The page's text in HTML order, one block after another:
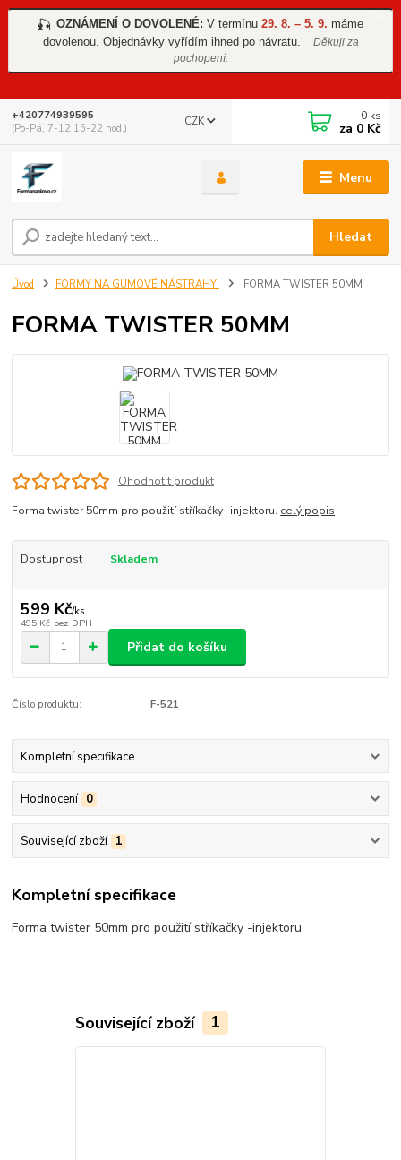
🎣 OZNÁMENÍ O DOVOLENÉ: V termínu 29. 8. – 5. 9. máme
dovolenou. Objednávky vyřídím ihned po návratu.
Děkuji za
pochopení.
Menu
CZK
Hledat
+420774939595
(Po-Pá, 7-12 15-22 hod.)
0 ks
za 0 Kč
Úvod FORMY NA GUMOVÉ NÁSTRAHY FORMA TWISTER 50MM
FORMA TWISTER 50MM
Ohodnotit produkt
Forma twister 50mm pro použití stříkačky -injektoru. celý popis
Dostupnost Skladem
599 Kč/ks
495 Kč bez DPH
Přidat do košíku
Číslo produktu: F-521
Kompletní specifikace
Hodnocení 0
Související zboží 1
Kompletní specifikace
Forma twister 50mm pro použití stříkačky -injektoru.
Související zboží 1